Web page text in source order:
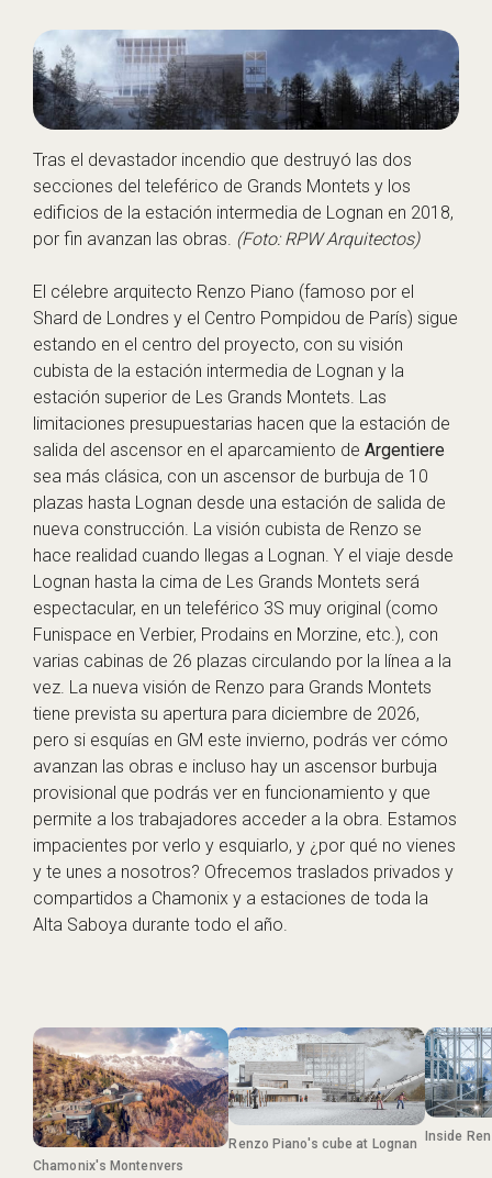
Tras el devastador incendio que destruyó las dos
secciones del teleférico de Grands Montets y los
edificios de la estación intermedia de Lognan en 2018,
por fin avanzan las obras. (Foto: RPW Arquitectos)
El célebre arquitecto Renzo Piano (famoso por el
Shard de Londres y el Centro Pompidou de París) sigue
estando en el centro del proyecto, con su visión
cubista de la estación intermedia de Lognan y la
estación superior de Les Grands Montets. Las
limitaciones presupuestarias hacen que la estación de
salida del ascensor en el aparcamiento de Argentiere
sea más clásica, con un ascensor de burbuja de 10
plazas hasta Lognan desde una estación de salida de
nueva construcción. La visión cubista de Renzo se
hace realidad cuando llegas a Lognan. Y el viaje desde
Lognan hasta la cima de Les Grands Montets será
espectacular, en un teleférico 3S muy original (como
Funispace en Verbier, Prodains en Morzine, etc.), con
varias cabinas de 26 plazas circulando por la línea a la
vez. La nueva visión de Renzo para Grands Montets
tiene prevista su apertura para diciembre de 2026,
pero si esquías en GM este invierno, podrás ver cómo
avanzan las obras e incluso hay un ascensor burbuja
provisional que podrás ver en funcionamiento y que
permite a los trabajadores acceder a la obra. Estamos
impacientes por verlo y esquiarlo, y ¿por qué no vienes
y te unes a nosotros? Ofrecemos traslados privados y
compartidos a Chamonix y a estaciones de toda la
Alta Saboya durante todo el año.
Chamonix's Montenvers
Renzo Piano's cube at Lognan Inside